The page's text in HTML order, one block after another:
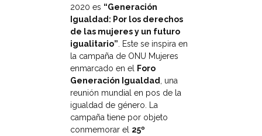
2020 es “Generación
Igualdad: Por los derechos
de las mujeres y un futuro
igualitario” . Este se inspira en
la campaña de ONU Mujeres
enmarcado en el
Foro
Generación Igualdad
, una
reunión mundial en pos de la
igualdad de género. La
campaña tiene por objeto
conmemorar el 25º